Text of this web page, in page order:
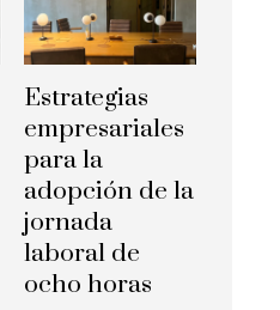
Estrategias
empresariales
para la
adopción de la
jornada
laboral de
ocho horas